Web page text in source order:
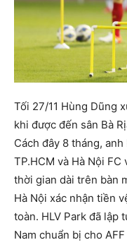
Tối 27/11 Hùng Dũng
khi được đến sân Bà
Cách đây 8 tháng,
TP.HCM và Hà Nội
thời gian dài trên bàn
Hà Nội xác nhận tiền
toàn. HLV Park đã lập
Nam chuẩn bị cho